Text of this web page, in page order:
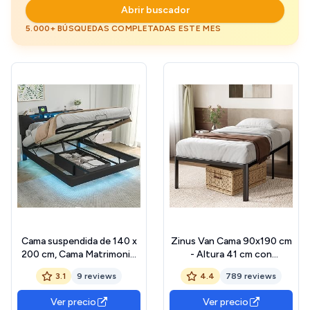
Abrir buscador
5.000+ BÚSQUEDAS COMPLETADAS ESTE MES
Cama suspendida de 140 x
200 cm, Cama Matrimonio
con iluminación LED,
Enchufe USB, con
almacenaje, con Marco de
Listones, PU
3.1 9 reviews
Ver precio
Zinus Van Cama 90x190 cm
- Altura 41 cm con
almacenamiento debajo de
la cama - Marco de la cama
de plataforma de metal -
Negro
4.4 789 reviews
Ver precio